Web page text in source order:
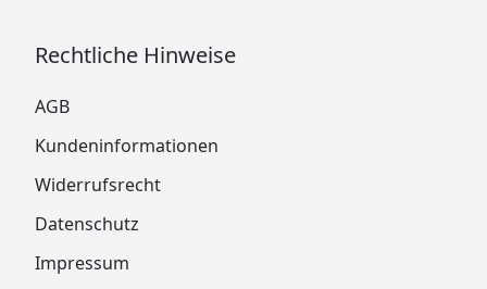
Rechtliche Hinweise
AGB
Kundeninformationen
Widerrufsrecht
Datenschutz
Impressum